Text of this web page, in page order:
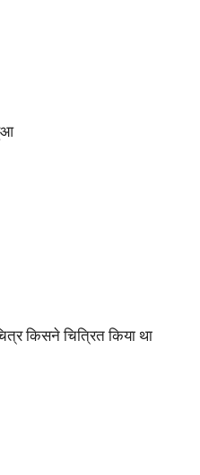
किसने चित्रित किया था